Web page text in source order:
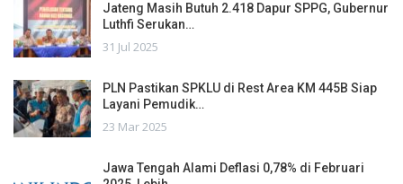
Jateng Masih Butuh 2.418 Dapur SPPG, Gubernur
Luthfi Serukan…
31 Jul 2025
PLN Pastikan SPKLU di Rest Area KM 445B Siap
Layani Pemudik…
23 Mar 2025
Jawa Tengah Alami Deflasi 0,78% di Februari